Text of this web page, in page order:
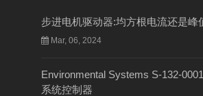
步进电机驱动器:均方根电流还是峰
Mar, 06, 2024
Environmental Systems S-132-
系统控制器